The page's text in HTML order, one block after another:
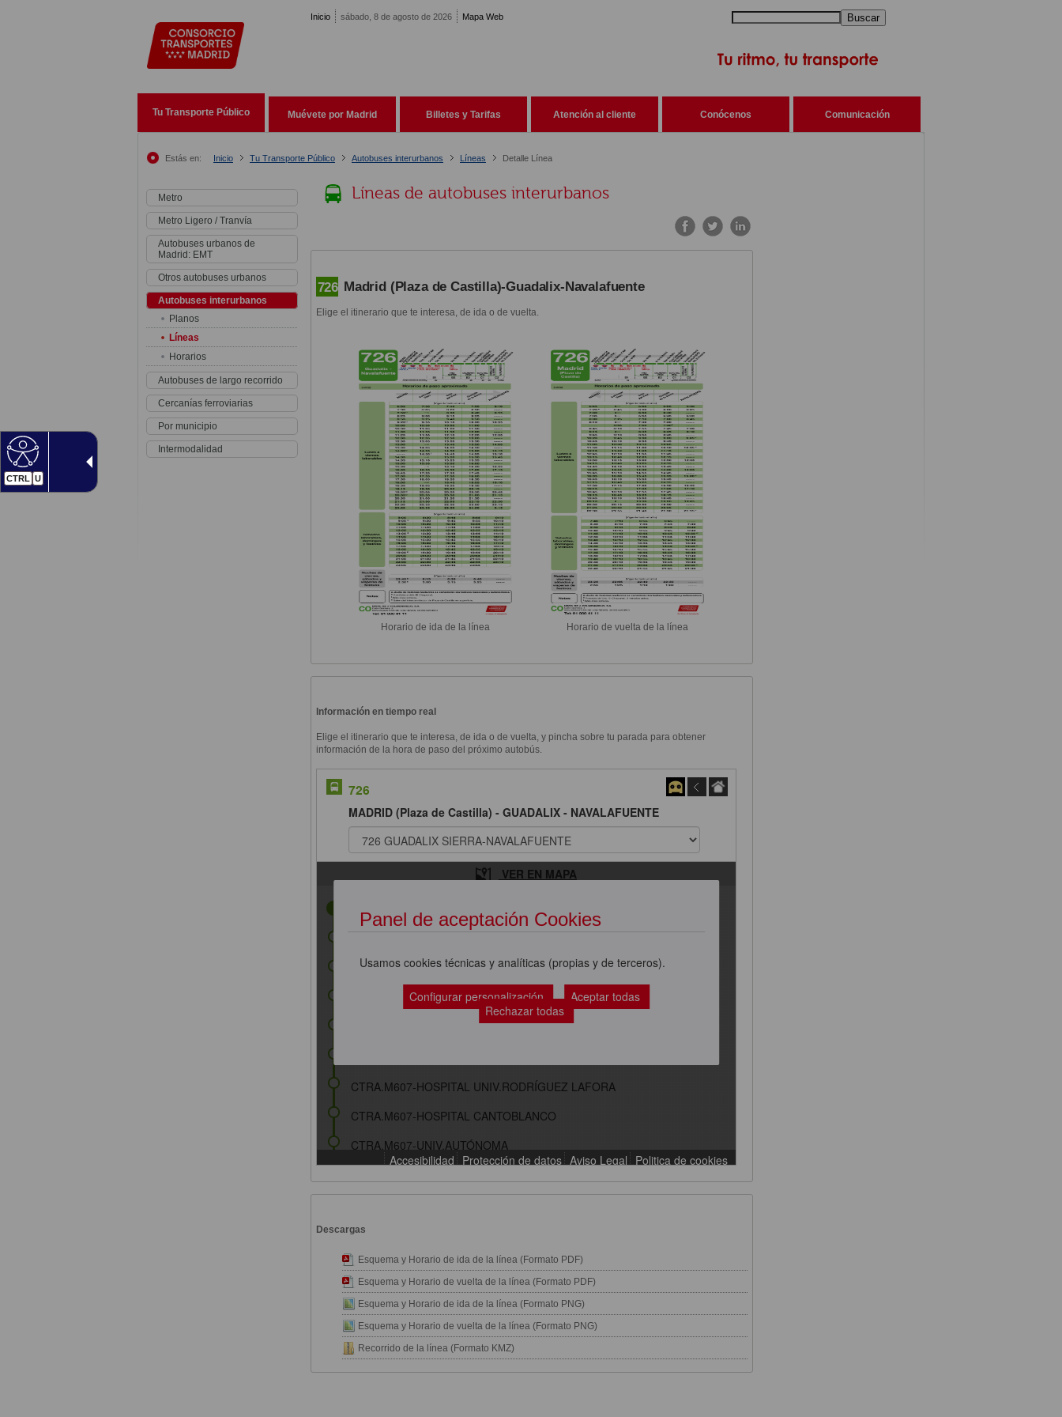
CTRL U
Inicio sábado, 8 de agosto de 2026 Mapa Web Buscar
Tu Transporte Público Muévete por Madrid Billetes y Tarifas Atención al cliente Conócenos Comunicación
Estás en: Inicio Tu Transporte Público Autobuses interurbanos Líneas Detalle Línea
Metro
Metro Ligero / Tranvía
Autobuses urbanos de
Madrid: EMT
Otros autobuses urbanos
Autobuses interurbanos
Planos
Líneas
Horarios
Autobuses de largo recorrido
Cercanías ferroviarias
Por municipio
Intermodalidad
Líneas de autobuses interurbanos
726 Madrid (Plaza de Castilla)-Guadalix-Navalafuente
Elige el itinerario que te interesa, de ida o de vuelta.
Horario de ida de la línea Horario de vuelta de la línea
Información en tiempo real
Elige el itinerario que te interesa, de ida o de vuelta, y pincha sobre tu parada para obtener
información de la hora de paso del próximo autobús.
Descargas
Esquema y Horario de ida de la línea (Formato PDF)
Esquema y Horario de vuelta de la línea (Formato PDF)
Esquema y Horario de ida de la línea (Formato PNG)
Esquema y Horario de vuelta de la línea (Formato PNG)
Recorrido de la línea (Formato KMZ)